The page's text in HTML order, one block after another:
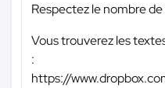
Respectez le nombre
Vous trouverez les
:
https://